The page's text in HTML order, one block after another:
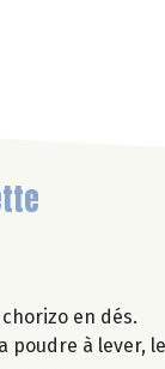
en dés.
poudre à lever,